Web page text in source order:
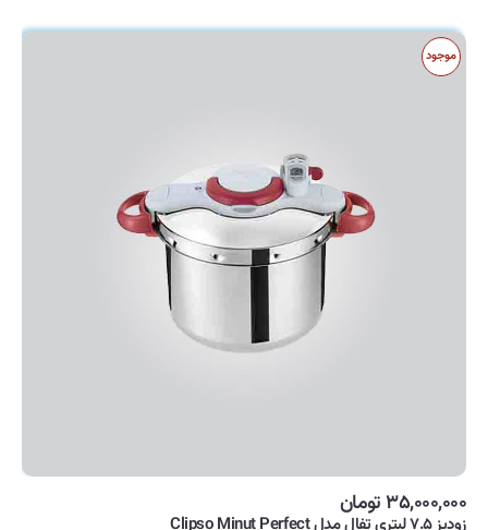
موجود
۳۵,۰۰۰,۰۰۰ تومان
زودپز ۷.۵ لیتری تفال مدل Clipso Minut Perfect